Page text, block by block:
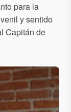
para la
y sentido
Capitán de